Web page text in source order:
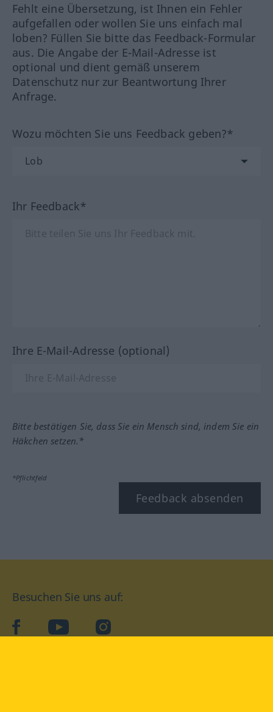
Fehlt eine Übersetzung, ist Ihnen ein Fehler
aufgefallen oder wollen Sie uns einfach mal
loben? Füllen Sie bitte das Feedback-Formular
aus. Die Angabe der E-Mail-Adresse ist
optional und dient gemäß unserem
Datenschutz nur zur Beantwortung Ihrer
Anfrage.
Wozu möchten Sie uns Feedback geben?*
Ihr Feedback*
Ihre E-Mail-Adresse (optional)
Bitte bestätigen Sie, dass Sie ein Mensch sind, indem Sie ein
Häkchen setzen.*
*Pflichtfeld
Feedback absenden
Besuchen Sie uns auf:
facebookYouTube Instagram